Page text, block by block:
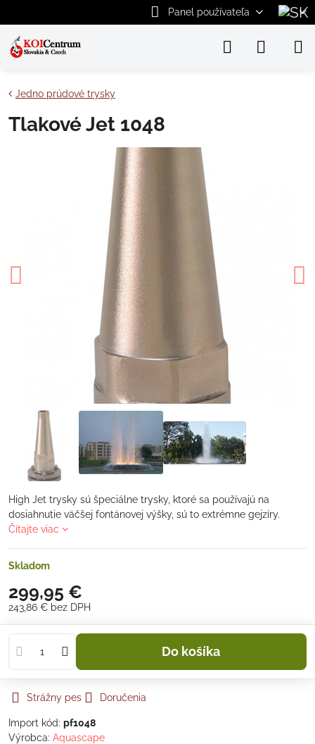
Panel používateľa
Jedno prúdové trysky
Tlakové Jet 1048
High Jet trysky sú špeciálne trysky, ktoré sa používajú na
dosiahnutie väčšej fontánovej výšky, sú to extrémne gejzíry.
Čítajte viac
Skladom
299,95 €
243,86 € bez DPH
Do košíka
Strážny pes Doručenia
Import kód: pf1048
Výrobca: Aquascape